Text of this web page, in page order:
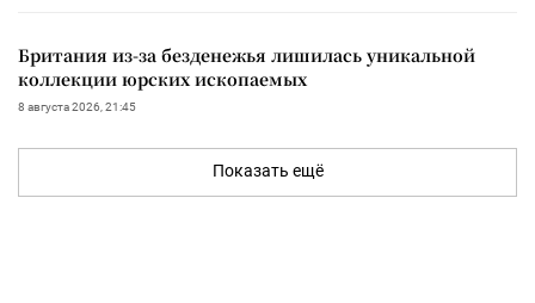
Британия из-за безденежья лишилась уникальной
коллекции юрских ископаемых
8 августа 2026, 21:45
Показать ещё